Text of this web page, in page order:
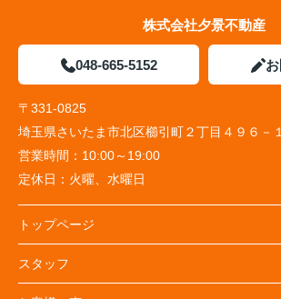
株式会社夕景不動産
048-665-5152
〒331-0825
埼玉県さいたま市北区櫛引町２丁目４９６－１
営業時間： 10:00～19:00
定休日： 火曜、水曜日
トップページ
スタッフ